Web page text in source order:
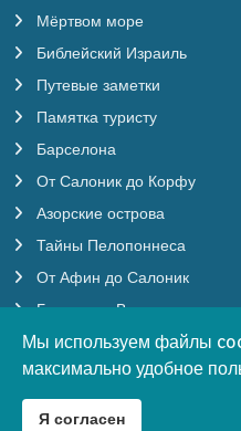
Мы используем файлы
максимально удобное
Я согласен
Мёртвом море
Библейский Израиль
Путевые заметки
Памятка туристу
Барселона
От Салоник до Корфу
Азорские острова
Тайны Пелопоннеса
От Афин до Салоник
Будапешт, Вена
Бургундия
Бенилюкс
Мы используем файлы
максимально удобное
Я согласен